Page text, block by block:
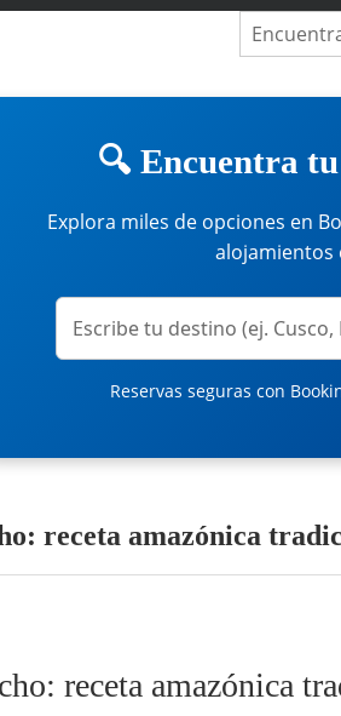
Buscar:
🔍 Encuentra
Explora miles de opciones en
alojamientos
Reservas seguras con
receta amazónica
receta amazónica